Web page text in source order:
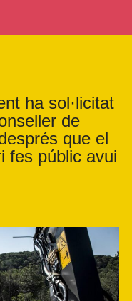
ha sol·licitat
de
que el
fes públic avui